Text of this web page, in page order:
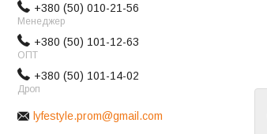
+380 (50) 010-21-56
Менеджер
+380 (50) 101-12-63
ОПТ
+380 (50) 101-14-02
Дроп
lyfestyle.prom@gmail.com